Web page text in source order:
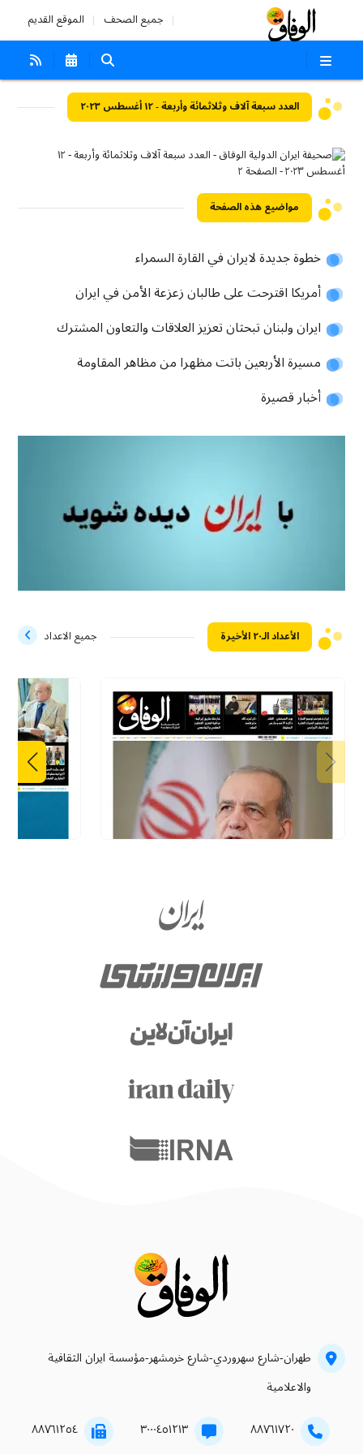
جميع الصحف الموقع القديم
العدد سبعة آلاف وثلاثمائة وأربعة - ١٢ أغسطس ٢٠٢٣
مواضيع هذه الصفحة
خطوة جديدة لايران في القارة السمراء
أمريكا اقترحت على طالبان زعزعة الأمن في ايران
ايران ولبنان تبحثان تعزيز العلاقات والتعاون المشترك
مسيرة الأربعين باتت مظهرا من مظاهر المقاومة
أخبار قصيرة
الأعداد الـ۲۰ الأخيرة جميع الاعداد
طهران-شارع سهروردي-شارع خرمشهر-مؤسسة ايران الثقافية
والاعلامية
۸۸۷٦۱۷۲۰ ۳۰۰۰٤٥۱۲۱۳ ۸۸۷٦۱۲٥٤